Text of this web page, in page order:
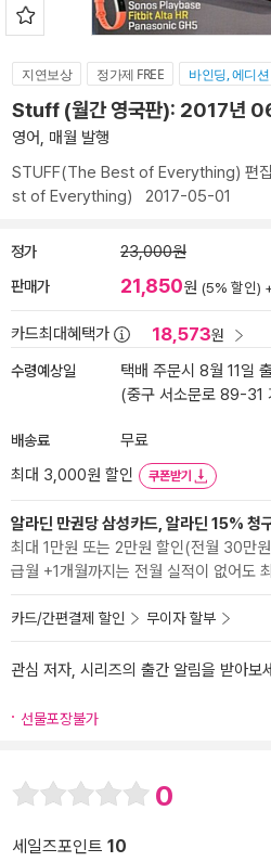
지연보상 정가제 FREE 바인딩, 에디
Stuff (월간 영국판): 2017년
영어, 매월 발행
STUFF(The Best of Everything) 편
st of Everything) 2017-05-01
정가 23,000원
판매가 21,850원 (5% 할인)
카드최대혜택가 18,573원
수령예상일
택배 주문시 8월 11일
(중구 서소문로 89-31
배송료
무료
최대 3,000원 할인
쿠폰받기
알라딘 만권당 삼성카드, 알라딘 15% 청
최대 1만원 또는 2만원 할인(전월 30만
급월 +1개월까지는 전월 실적이 없어도
카드/간편결제 할인 무이자 할부
관심 저자, 시리즈의 출간 알림을 받아보
선물포장불가
0
세일즈포인트 10